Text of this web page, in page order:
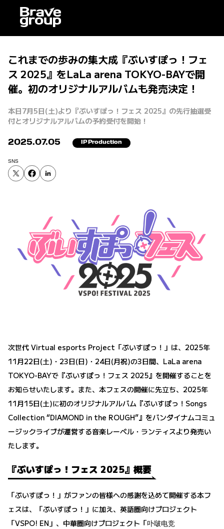
これまでの歩みの集大成『ぶいすぽっ！フェ
ス 2025』をLaLa arena TOKYO-BAYで開
催。初のオリジナルアルバムも発売決定！
本日7月5日(土)より『ぶいすぽっ！フェス 2025』の先行抽選受
付とオリジナルアルバムの予約受付を開始！
2025.07.05 IP Production
SNS
次世代 Virtual esports Project「ぶいすぽっ！」は、2025年
11月22日(土)・23日(日)・24日(月祝)の3日間、LaLa arena
TOKYO-BAYで『ぶいすぽっ！フェス 2025』を開催することを
お知らせいたします。また、本フェスの開催に先立ち、2025年
11月15日(土)に初のオリジナルアルバム『ぶいすぽっ！Songs
Collection “DIAMOND in the ROUGH”』をバンダイナムコミュ
ージックライブが運営する音楽レーベル・ランティスより発売い
たします。
『ぶいすぽっ！フェス 2025』概要
「ぶいすぽっ！」がファンの皆様への感謝を込めて開催する本フ
ェスは、「ぶいすぽっ！」に加え、英語圏向けプロジェクト
「VSPO! EN」、中華圏向けプロジェクト「卟啵电竞